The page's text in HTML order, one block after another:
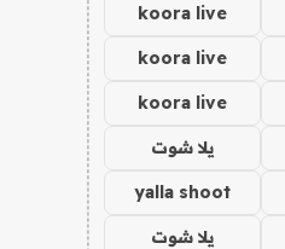
koora live
koora live
koora live
يلا شوت
yalla shoot
يلا شوت